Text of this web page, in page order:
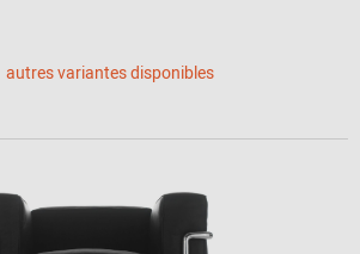
autres variantes disponibles